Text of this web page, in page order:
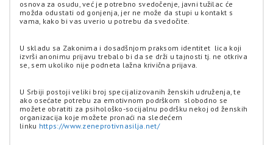
osnova za osudu, već je potrebno svedočenje, javni tužilac će
možda odustati od gonjenja, jer ne može da stupi u kontakt s
vama, kako bi vas uverio u potrebu da svedočite.
U skladu sa Zakonima i dosadšnjom praksom identitet lica koji
izvrši anonimu prijavu trebalo bi da se drži u tajnosti tj. ne otkriva
se, sem ukoliko nije podneta lažna krivična prijava.
U Srbiji postoji veliki broj specijalizovanih ženskih udruženja, te
ako osećate potrebu za emotivnom podrškom slobodno se
možete obratiti za psihološko-socijalnu podršku nekoj od ženskih
organizacija koje možete pronaći na sledećem
linku https://www.zeneprotivnasilja.net/